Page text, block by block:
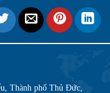
Thành phố Thủ Đức,